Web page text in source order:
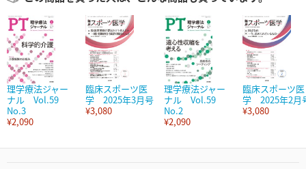
理学療法ジャー
ナル Vol.59
No.3
¥2,090
臨床スポーツ医
学 2025年3月号
¥3,080
理学療法ジャー
ナル Vol.59
No.2
¥2,090
臨床スポーツ医
学 2025年2月
¥3,080